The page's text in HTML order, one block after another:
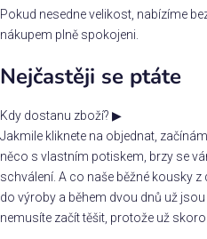
Pokud nesedne velikost, nabízíme
nákupem plně spokojeni.
Nejčastěji se ptáte
Kdy dostanu zboží? ▶
Jakmile kliknete na objednat,
něco s vlastním potiskem, brzy se
schválení. A co naše běžné kousky
do výroby a během dvou dnů už
nemusíte začít těšit, protože už